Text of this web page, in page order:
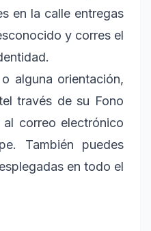
en la calle entregas
y corres el
alguna orientación,
través de su Fono
correo electrónico
También puedes
en todo el